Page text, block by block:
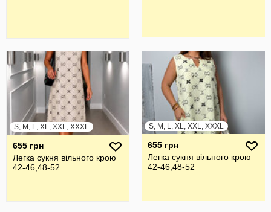
S, M, L, XL, XXL, XXXL
655 грн
Легка сукня вільного крою
42-46,48-52
S, M, L, XL, XXL, XXXL
655 грн
Легка сукня вільного крою
42-46,48-52